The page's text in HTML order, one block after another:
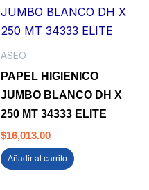
ASEO
PAPEL HIGIENICO
JUMBO BLANCO DH X
250 MT 34333 ELITE
$16,013.00
Añadir al carrito